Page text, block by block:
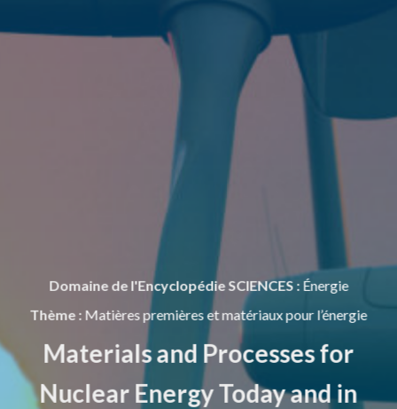
Domaine de l'Encyclopédie SCIENCES : Énergie
Thème : Matières premières et matériaux pour l’énergie
Materials and Processes for
Nuclear Energy Today and in